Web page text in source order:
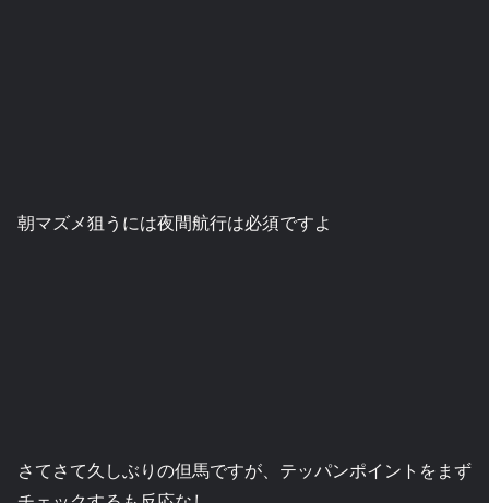
朝マズメ狙うには夜間航行は必須ですよ
さてさて久しぶりの但馬ですが、テッパンポイントをまず